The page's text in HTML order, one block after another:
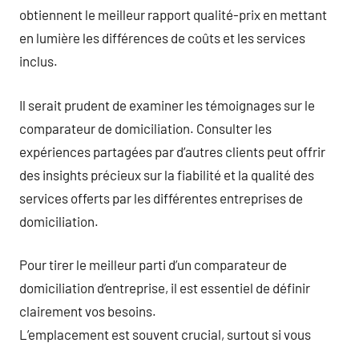
obtiennent le meilleur rapport qualité-prix en mettant
en lumière les différences de coûts et les services
inclus.
Il serait prudent de examiner les témoignages sur le
comparateur de domiciliation. Consulter les
expériences partagées par d’autres clients peut offrir
des insights précieux sur la fiabilité et la qualité des
services offerts par les différentes entreprises de
domiciliation.
Pour tirer le meilleur parti d’un comparateur de
domiciliation d’entreprise, il est essentiel de définir
clairement vos besoins.
L’emplacement est souvent crucial, surtout si vous